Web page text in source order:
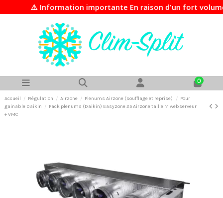
⚠️ Information importante En raison d'un fort volume de
0
Accueil Régulation Airzone Plenums Airzone (soufflage et reprise)
Pour
gainable Daikin
Pack plenums (Daikin) Easyzone 25 Airzone taille M webserveur
+ VMC